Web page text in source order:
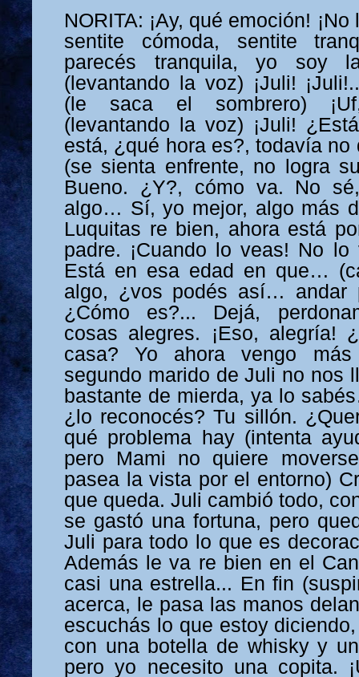
NORITA: ¡Ay, qué emoción!
sentite cómoda, sentite
parecés tranquila, yo soy
(levantando la voz) ¡Juli!
(le saca el sombrero)
(levantando la voz) ¡Juli!
está, ¿qué hora es?, todavía no
(se sienta enfrente, no logra
Bueno. ¿Y?, cómo va. No
algo… Sí, yo mejor, algo más
Luquitas re bien, ahora está
padre. ¡Cuando lo veas! No
Está en esa edad en que…
algo, ¿vos podés así… andar
¿Cómo es?... Dejá,
cosas alegres. ¡Eso, alegría!
casa? Yo ahora vengo
segundo marido de Juli no nos
bastante de mierda, ya lo
¿lo reconocés? Tu sillón.
qué problema hay (intenta
pero Mami no quiere
pasea la vista por el entorno)
que queda. Juli cambió todo,
se gastó una fortuna, pero
Juli para todo lo que es
Además le va re bien en el
casi una estrella... En fin
acerca, le pasa las manos
escuchás lo que estoy
con una botella de whisky y
pero yo necesito una copita.